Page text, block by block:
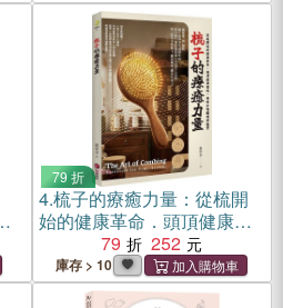
79 折
4.梳子的療癒力量：從梳開
始的健康革命．頭頂健康密
碼，用梳子喚醒頭部能量
79 252
庫存 > 10